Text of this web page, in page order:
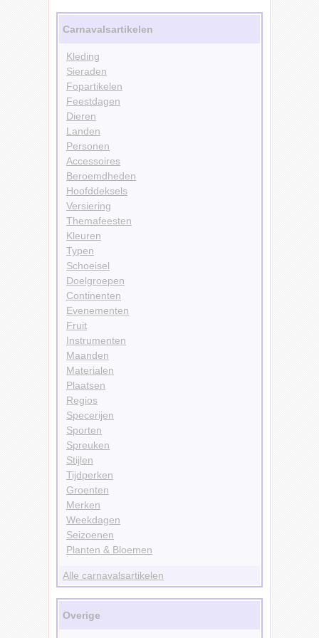
Carnavalsartikelen
Kleding
Sieraden
Fopartikelen
Feestdagen
Dieren
Landen
Personen
Accessoires
Beroemdheden
Hoofddeksels
Versiering
Themafeesten
Kleuren
Typen
Schoeisel
Doelgroepen
Continenten
Evenementen
Fruit
Instrumenten
Maanden
Materialen
Plaatsen
Regios
Specerijen
Sporten
Spreuken
Stijlen
Tijdperken
Groenten
Merken
Weekdagen
Seizoenen
Planten & Bloemen
Alle carnavalsartikelen
Overige